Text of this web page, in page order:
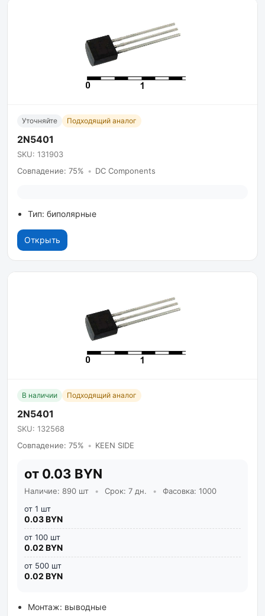
Уточняйте Подходящий аналог
2N5401
SKU: 131903
Совпадение: 75% • DC Components
Тип: биполярные
Открыть
В наличии Подходящий аналог
2N5401
SKU: 132568
Совпадение: 75% • KEEN SIDE
от 0.03 BYN
Наличие: 890 шт • Срок: 7 дн. •
Фасовка: 1000
от 1 шт
0.03 BYN
от 100 шт
0.02 BYN
от 500 шт
0.02 BYN
Монтаж: выводные